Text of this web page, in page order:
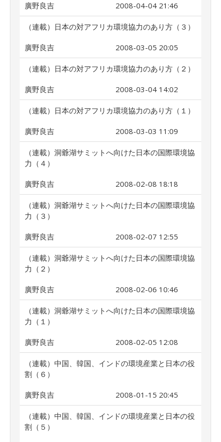
廣野良吉 2008-04-04 21:46
（連載）日本の対アフリカ環境協力のあり方（３）
廣野良吉 2008-03-05 20:05
（連載）日本の対アフリカ環境協力のあり方（２）
廣野良吉 2008-03-04 14:02
（連載）日本の対アフリカ環境協力のあり方（１）
廣野良吉 2008-03-03 11:09
（連載）洞爺湖サミットへ向けた日本の国際環境協
力（４）
廣野良吉 2008-02-08 18:18
（連載）洞爺湖サミットへ向けた日本の国際環境協
力（３）
廣野良吉 2008-02-07 12:55
（連載）洞爺湖サミットへ向けた日本の国際環境協
力（２）
廣野良吉 2008-02-06 10:46
（連載）洞爺湖サミットへ向けた日本の国際環境協
力（１）
廣野良吉 2008-02-05 12:08
（連載）中国、韓国、インドの環境産業と日本の役
割（６）
廣野良吉 2008-01-15 20:45
（連載）中国、韓国、インドの環境産業と日本の役
割（５）